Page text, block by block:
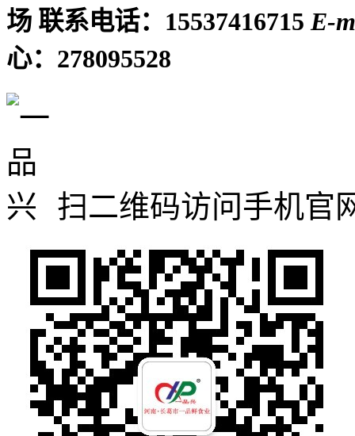
场 联系电话：15537416715 E-
心：278095528
扫二维码访问手机官